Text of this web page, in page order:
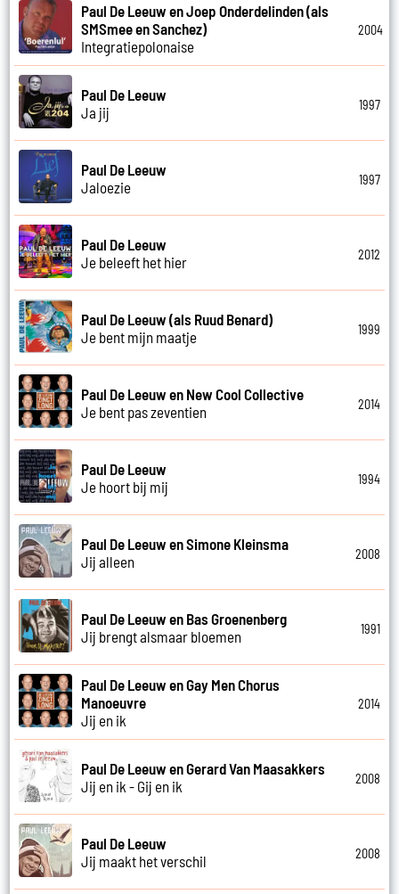
Paul De Leeuw en Joep Onderdelinden (als
SMSmee en Sanchez)
Integratiepolonaise
2004
Paul De Leeuw
Ja jij
1997
Paul De Leeuw
Jaloezie
1997
Paul De Leeuw
Je beleeft het hier
2012
Paul De Leeuw (als Ruud Benard)
Je bent mijn maatje
1999
Paul De Leeuw en New Cool Collective
Je bent pas zeventien
2014
Paul De Leeuw
Je hoort bij mij
1994
Paul De Leeuw en Simone Kleinsma
Jij alleen
2008
Paul De Leeuw en Bas Groenenberg
Jij brengt alsmaar bloemen
1991
Paul De Leeuw en Gay Men Chorus
Manoeuvre
Jij en ik
2014
Paul De Leeuw en Gerard Van Maasakkers
Jij en ik - Gij en ik
2008
Paul De Leeuw
Jij maakt het verschil
2008